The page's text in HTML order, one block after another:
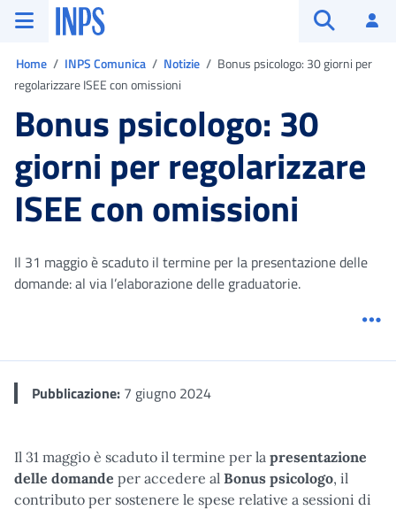
Vai al menu principale
Vai al contenuto principale
Vai al pie' di pagina
INPS ()
Home INPS Comunica Notizie
Bonus psicologo: 30 giorni per
regolarizzare ISEE con omissioni
Bonus psicologo: 30
giorni per regolarizzare
ISEE con omissioni
Il 31 maggio è scaduto il termine per la presentazione delle
domande: al via l’elaborazione delle graduatorie.
Pubblicazione: 7 giugno 2024
Il 31 maggio è scaduto il termine per la presentazione
delle domande per accedere al Bonus psicologo, il
contributo per sostenere le spese relative a sessioni di